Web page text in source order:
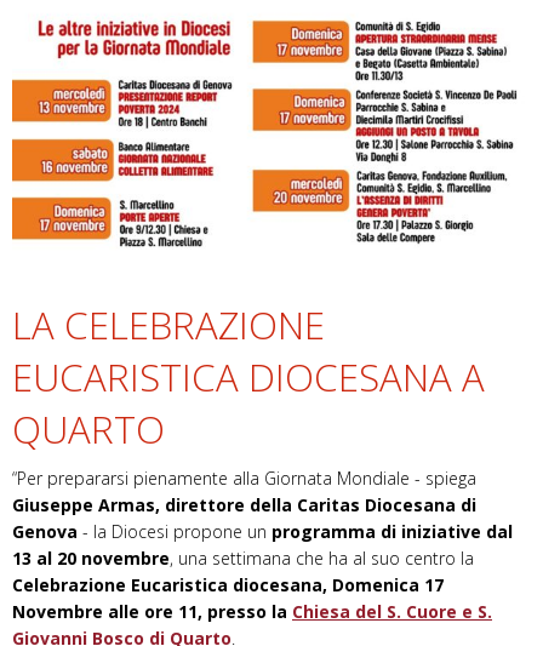
LA CELEBRAZIONE
EUCARISTICA DIOCESANA A
QUARTO
“Per prepararsi pienamente alla Giornata Mondiale - spiega
Giuseppe Armas, direttore della Caritas Diocesana di
Genova - la Diocesi propone un programma di iniziative dal
13 al 20 novembre, una settimana che ha al suo centro la
Celebrazione Eucaristica diocesana, Domenica 17
Novembre alle ore 11, presso la Chiesa del S. Cuore e S.
Giovanni Bosco di Quarto.